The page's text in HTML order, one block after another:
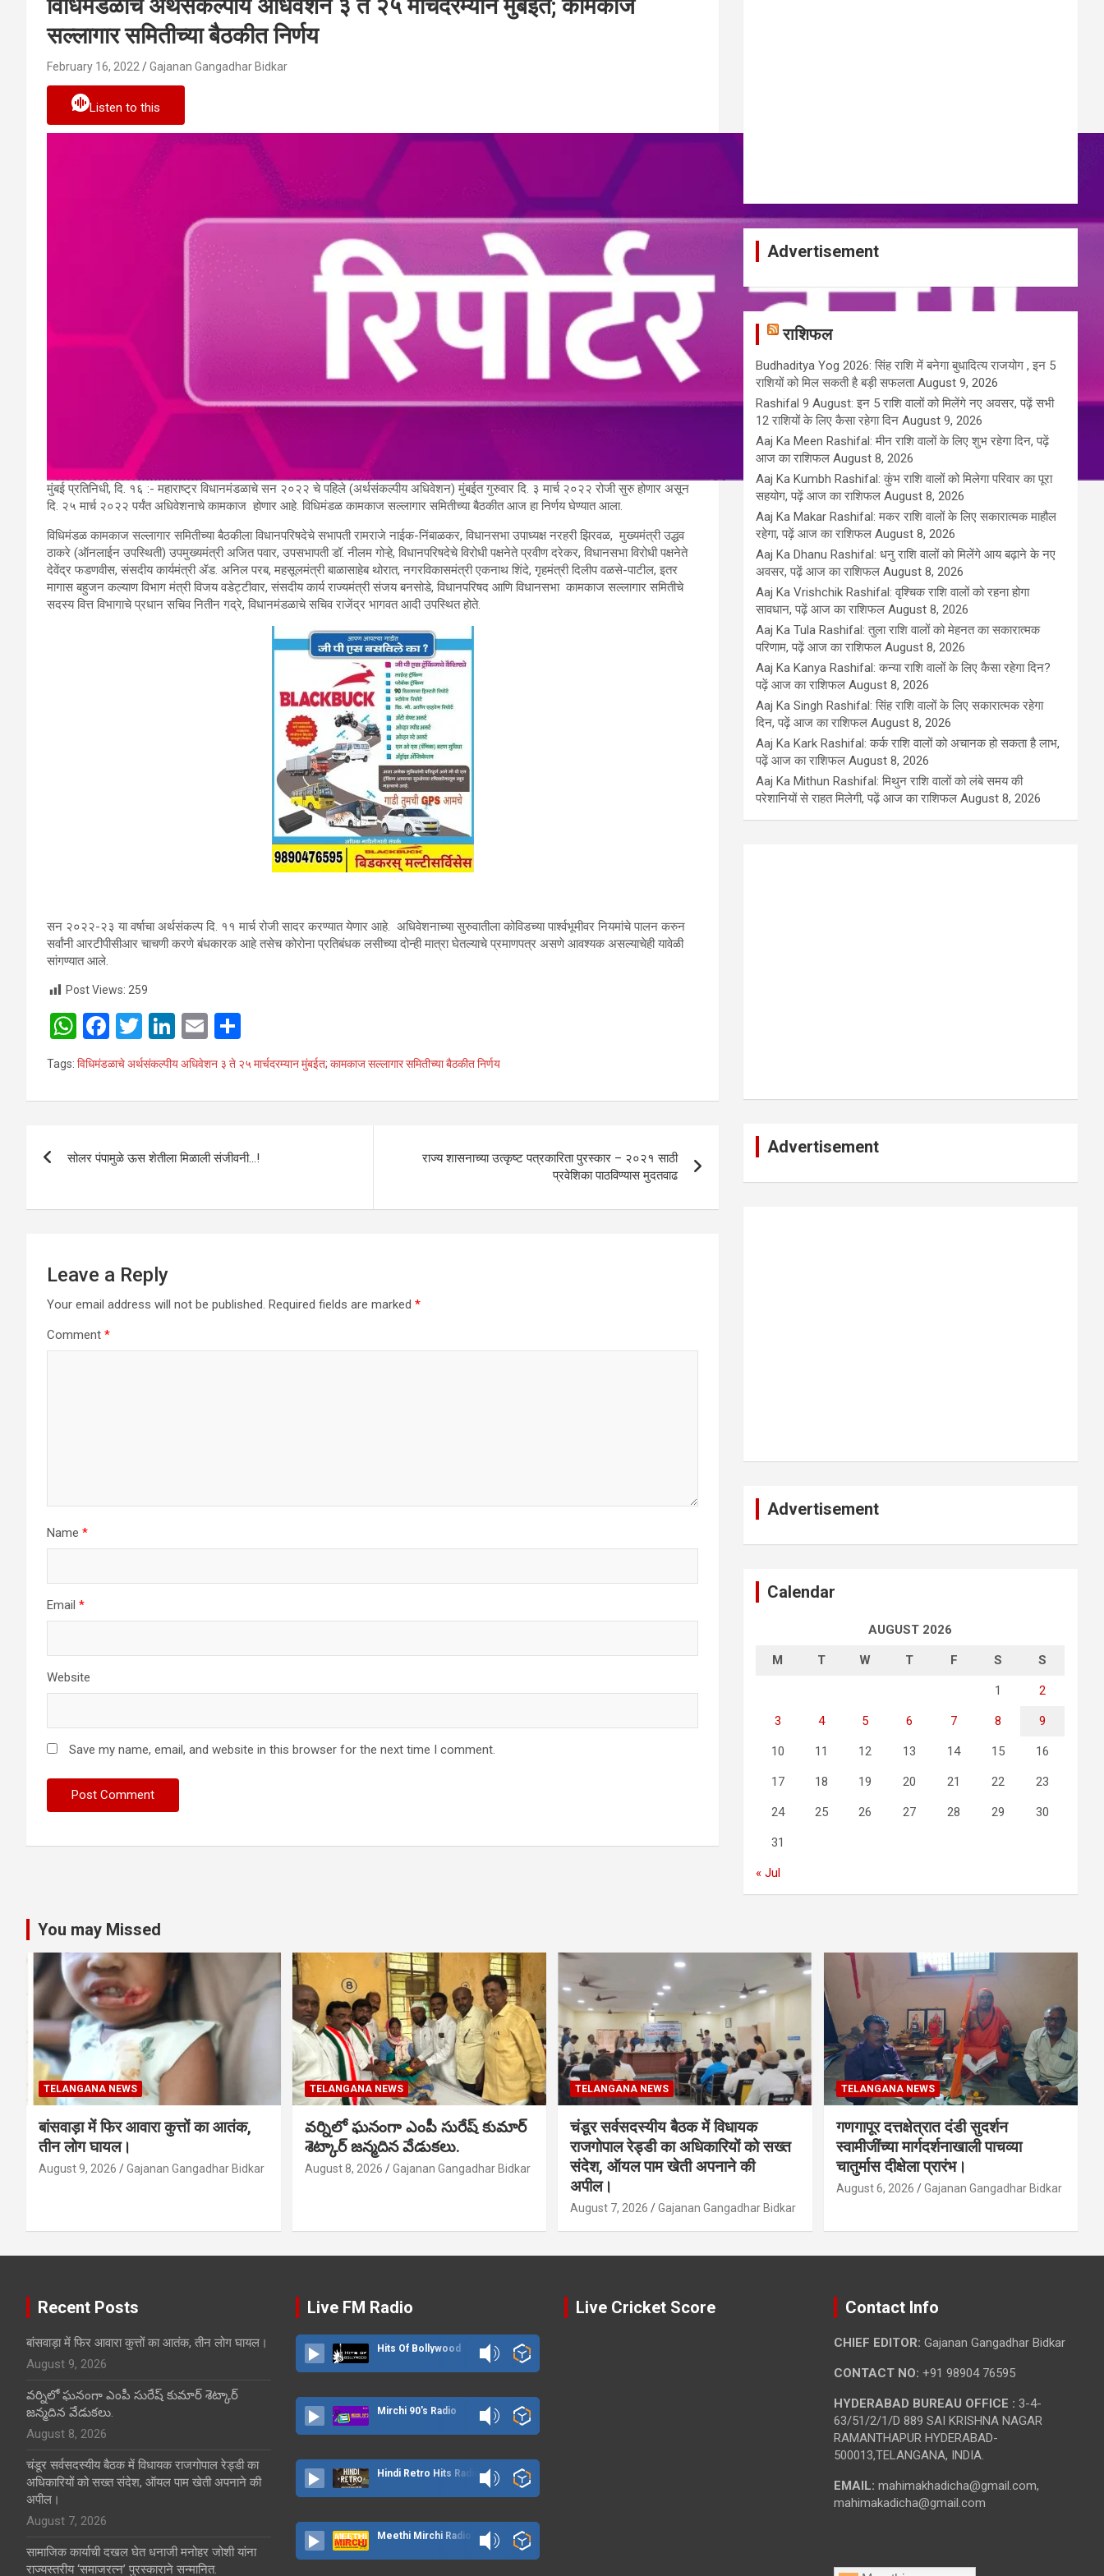
विधिमंडळाचे अर्थसंकल्पीय अधिवेशन ३ ते २५ मार्चदरम्यान मुंबईत; कामकाज
सल्लागार समितीच्या बैठकीत निर्णय
February 16, 2022 Gajanan Gangadhar Bidkar
Listen to this
मुंबई प्रतिनिधी, दि. १६ :- महाराष्ट्र विधानमंडळाचे सन २०२२ चे पहिले (अर्थसंकल्पीय अधिवेशन) मुंबईत गुरुवार दि. ३ मार्च २०२२ रोजी सुरु होणार असून
दि. २५ मार्च २०२२ पर्यंत अधिवेशनाचे कामकाज होणार आहे. विधिमंडळ कामकाज सल्लागार समितीच्या बैठकीत आज हा निर्णय घेण्यात आला.
विधिमंडळ कामकाज सल्लागार समितीच्या बैठकीला विधानपरिषदेचे सभापती रामराजे नाईक-निंबाळकर, विधानसभा उपाध्यक्ष नरहरी झिरवळ, मुख्यमंत्री उद्धव
ठाकरे (ऑनलाईन उपस्थिती) उपमुख्यमंत्री अजित पवार, उपसभापती डॉ. नीलम गोऱ्हे, विधानपरिषदेचे विरोधी पक्षनेते प्रवीण दरेकर, विधानसभा विरोधी पक्षनेते
देवेंद्र फडणवीस, संसदीय कार्यमंत्री ॲड. अनिल परब, महसूलमंत्री बाळासाहेब थोरात, नगरविकासमंत्री एकनाथ शिंदे, गृहमंत्री दिलीप वळसे-पाटील, इतर
मागास बहुजन कल्याण विभाग मंत्री विजय वडेट्टीवार, संसदीय कार्य राज्यमंत्री संजय बनसोडे, विधानपरिषद आणि विधानसभा कामकाज सल्लागार समितीचे
सदस्य वित्त विभागाचे प्रधान सचिव नितीन गद्रे, विधानमंडळाचे सचिव राजेंद्र भागवत आदी उपस्थित होते.
सन २०२२-२३ या वर्षाचा अर्थसंकल्प दि. ११ मार्च रोजी सादर करण्यात येणार आहे. अधिवेशनाच्या सुरुवातीला कोविडच्या पार्श्वभूमीवर नियमांचे पालन करुन
सर्वांनी आरटीपीसीआर चाचणी करणे बंधकारक आहे तसेच कोरोना प्रतिबंधक लसीच्या दोन्ही मात्रा घेतल्याचे प्रमाणपत्र असणे आवश्यक असल्याचेही यावेळी
सांगण्यात आले.
Post Views: 259
W
h
at
s
p
F
a
ce
b
o
T
wi
tt
er
Li
n
ke
dI
E
m
ail
h
ar
e
Tags: विधिमंडळाचे अर्थसंकल्पीय अधिवेशन ३ ते २५ मार्चदरम्यान मुंबईत; कामकाज सल्लागार समितीच्या बैठकीत निर्णय
navigation
सोलर पंपामुळे ऊस शेतीला मिळाली संजीवनी…!
राज्य शासनाच्या उत्कृष्ट पत्रकारिता पुरस्कार – २०२१ साठी
प्रवेशिका पाठविण्यास मुदतवाढ
Leave a Reply
Your email address will not be published. Required fields are marked *
Comment *
Name *
Email *
Website
Save my name, email, and website in this browser for the next time I comment.
Advertisement
राशिफल
Budhaditya Yog 2026: सिंह राशि में बनेगा बुधादित्य राजयोग , इन 5
राशियों को मिल सकती है बड़ी सफलता August 9, 2026
Rashifal 9 August: इन 5 राशि वालों को मिलेंगे नए अवसर, पढ़ें सभी
12 राशियों के लिए कैसा रहेगा दिन August 9, 2026
Aaj Ka Meen Rashifal: मीन राशि वालों के लिए शुभ रहेगा दिन, पढ़ें
आज का राशिफल August 8, 2026
Aaj Ka Kumbh Rashifal: कुंभ राशि वालों को मिलेगा परिवार का पूरा
सहयोग, पढ़ें आज का राशिफल August 8, 2026
Aaj Ka Makar Rashifal: मकर राशि वालों के लिए सकारात्मक माहौल
रहेगा, पढ़ें आज का राशिफल August 8, 2026
Aaj Ka Dhanu Rashifal: धनु राशि वालों को मिलेंगे आय बढ़ाने के नए
अवसर, पढ़ें आज का राशिफल August 8, 2026
Aaj Ka Vrishchik Rashifal: वृश्चिक राशि वालों को रहना होगा
सावधान, पढ़ें आज का राशिफल August 8, 2026
Aaj Ka Tula Rashifal: तुला राशि वालों को मेहनत का सकारात्मक
परिणाम, पढ़ें आज का राशिफल August 8, 2026
Aaj Ka Kanya Rashifal: कन्या राशि वालों के लिए कैसा रहेगा दिन?
पढ़ें आज का राशिफल August 8, 2026
Aaj Ka Singh Rashifal: सिंह राशि वालों के लिए सकारात्मक रहेगा
दिन, पढ़ें आज का राशिफल August 8, 2026
Aaj Ka Kark Rashifal: कर्क राशि वालों को अचानक हो सकता है लाभ,
पढ़ें आज का राशिफल August 8, 2026
Aaj Ka Mithun Rashifal: मिथुन राशि वालों को लंबे समय की
परेशानियों से राहत मिलेगी, पढ़ें आज का राशिफल August 8, 2026
Advertisement
Advertisement
Calendar
AUGUST 2026
M T W T F S S
1 2
3 4 5 6 7 8 9
10 11 12 13 14 15 16
17 18 19 20 21 22 23
24 25 26 27 28 29 30
31
« Jul
You may Missed
TELANGANA NEWS
बांसवाड़ा में फिर आवारा कुत्तों का आतंक,
तीन लोग घायल।
August 9, 2026 Gajanan Gangadhar Bidkar
TELANGANA NEWS
వర్నిలో ఘనంగా ఎంపీ సురేష్ కుమార్
శెట్కార్ జన్మదిన వేడుకలు.
August 8, 2026 Gajanan Gangadhar Bidkar
TELANGANA NEWS
चंडूर सर्वसदस्यीय बैठक में विधायक
राजगोपाल रेड्डी का अधिकारियों को सख्त
संदेश, ऑयल पाम खेती अपनाने की
अपील।
August 7, 2026 Gajanan Gangadhar Bidkar
TELANGANA NEWS
गणगापूर दत्तक्षेत्रात दंडी सुदर्शन
स्वामीजींच्या मार्गदर्शनाखाली पाचव्या
चातुर्मास दीक्षेला प्रारंभ।
August 6, 2026 Gajanan Gangadhar Bidkar
Recent Posts
बांसवाड़ा में फिर आवारा कुत्तों का आतंक, तीन लोग घायल।
August 9, 2026
వర్నిలో ఘనంగా ఎంపీ సురేష్ కుమార్ శెట్కార్
జన్మదిన వేడుకలు.
August 8, 2026
चंडूर सर्वसदस्यीय बैठक में विधायक राजगोपाल रेड्डी का
अधिकारियों को सख्त संदेश, ऑयल पाम खेती अपनाने की
अपील।
August 7, 2026
सामाजिक कार्याची दखल घेत धनाजी मनोहर जोशी यांना
राज्यस्तरीय ‘समाजरत्न’ पुरस्काराने सन्मानित.
Live FM Radio
Hits Of Bollywood
Mirchi 90's Radio
Hindi Retro Hits Radio
Meethi Mirchi Radio
Live Cricket Score Contact Info
CHIEF EDITOR: Gajanan Gangadhar Bidkar
CONTACT NO: +91 98904 76595
HYDERABAD BUREAU OFFICE : 3-4-
63/51/2/1/D 889 SAI KRISHNA NAGAR
RAMANTHAPUR HYDERABAD-
500013,TELANGANA, INDIA.
EMAIL: mahimakhadicha@gmail.com,
mahimakadicha@gmail.com